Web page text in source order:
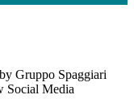
Gruppo Spaggiari
Social Media